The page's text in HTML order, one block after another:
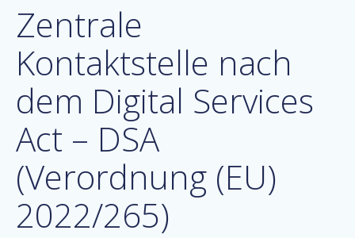
Zentrale
Kontaktstelle nach
dem Digital Services
Act – DSA
(Verordnung (EU)
2022/265)